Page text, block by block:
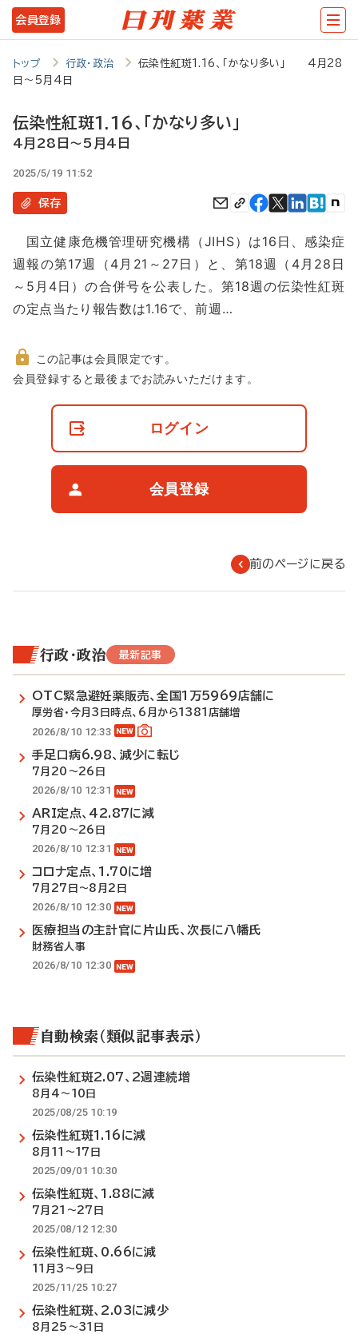
メ
イ
テ
ツ
に
動
会員登録
トップ 行政・政治
伝染性紅斑1.16、「かなり多い」 4月28
日～5月4日
伝染性紅斑1.16、「かなり多い」
4月28日～5月4日
2025/5/19 11:52
保存
国立健康危機管理研究機構（JIHS）は16日、感染症
週報の第17週（4月21～27日）と、第18週（4月28日
～5月4日）の合併号を公表した。第18週の伝染性紅斑
の定点当たり報告数は1.16で、前週…
非
この記事は会員限定です。
会員登録すると最後までお読みいただけます。
ログイン
会員登録
前のページに戻る
行政・政治 最新記事
OTC緊急避妊薬販売、全国1万5969店舗に
厚労省・今月3日時点、6月から1381店舗増
2026/8/10 12:33
手足口病6.98、減少に転じ
7月20～26日
2026/8/10 12:31
ARI定点、42.87に減
7月20～26日
2026/8/10 12:31
コロナ定点、1.70に増
7月27日～8月2日
2026/8/10 12:30
医療担当の主計官に片山氏、次長に八幡氏
財務省人事
2026/8/10 12:30
自動検索（類似記事表示）
伝染性紅斑2.07、2週連続増
8月4～10日
2025/08/25 10:19
伝染性紅斑1.16に減
8月11～17日
2025/09/01 10:30
伝染性紅斑、1.88に減
7月21～27日
2025/08/12 12:30
伝染性紅斑、0.66に減
11月3～9日
2025/11/25 10:27
伝染性紅斑、2.03に減少
8月25～31日